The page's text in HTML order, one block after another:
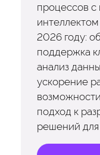
процессов с
2026 году:
поддержка
анализ
ускорение
подход к
решений для